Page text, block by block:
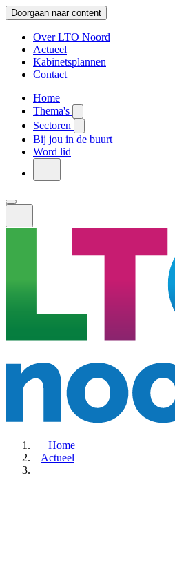
Doorgaan naar content
Over LTO Noord
Actueel
Kabinetsplannen
Contact
Home
Thema's
Sectoren
Bij jou in de buurt
Word lid
Home
Actueel